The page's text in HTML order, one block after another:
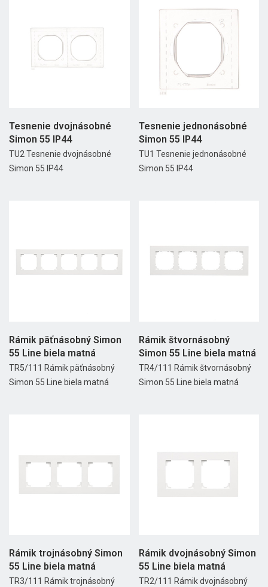
Tesnenie dvojnásobné
Simon 55 IP44
TU2 Tesnenie dvojnásobné
Simon 55 IP44
Tesnenie jednonásobné
Simon 55 IP44
TU1 Tesnenie jednonásobné
Simon 55 IP44
Rámik päťnásobný Simon
55 Line biela matná
TR5/111 Rámik päťnásobný
Simon 55 Line biela matná
Rámik štvornásobný
Simon 55 Line biela matná
TR4/111 Rámik štvornásobný
Simon 55 Line biela matná
Rámik trojnásobný Simon
55 Line biela matná
TR3/111 Rámik trojnásobný
Rámik dvojnásobný Simon
55 Line biela matná
TR2/111 Rámik dvojnásobný